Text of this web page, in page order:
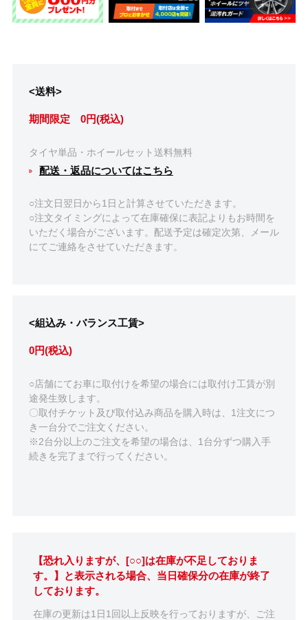
<送料>
期間限定 0円(税込)
タイヤ単品・ホイールセット送料無料
配送・返品についてはこちら
○注文日翌日から1日と計算させていただきます。
○注文タイミングによって在庫確保に表記よりもお時間を
いただく場合がございます。配送予定は確定次第、メール
にてご連絡をさせていただきます。
<組込み・バランス工賃>
0円(税込)
○店舗にてお車に取付けを希望の場合には取付け工賃が別
途発生致します。
〇取付チケット及び取付込み商品を購入時は、1注文につ
き一台分でご注文ください。
※2台分以上のご注文を希望の場合は、1台分ずつ購入手
続きを完了まで行ってください。
【恐れ入りますが、[○○]は在庫が不足しておりま
す。】と表示される場合、当日確保分の在庫が終了
しております。
在庫の更新は1日1回以上反映を行っておりますが、ご注